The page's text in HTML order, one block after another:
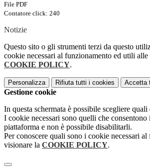
File PDF
Contatore click: 240
Notizie
Questo sito o gli strumenti terzi da questo
cookie necessari al funzionamento ed utili
COOKIE POLICY.
Personalizza Rifiuta tutti i cookies Accetta
Gestione cookie
In questa schermata è possibile scegliere
I cookie necessari sono quelli che
piattaforma e non è possibile disabilitarli.
Per conoscere quali sono i cookie necessari
visionare la COOKIE POLICY.